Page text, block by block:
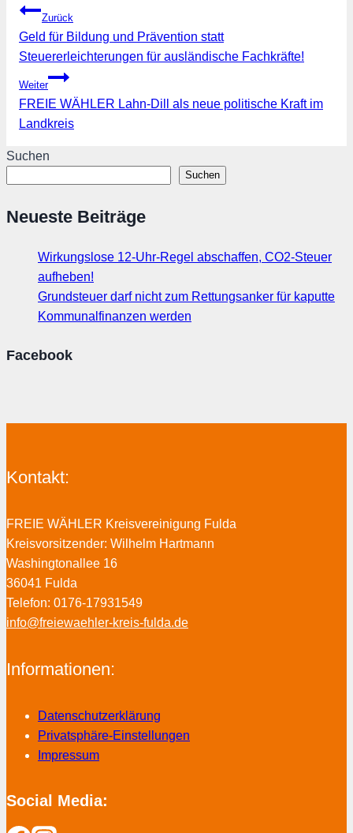
Beitragsnavigation
Zurück
Geld für Bildung und Prävention statt
Steuererleichterungen für ausländische Fachkräfte!
Weiter
FREIE WÄHLER Lahn-Dill als neue politische Kraft im
Landkreis
Suchen
Suchen
Neueste Beiträge
Wirkungslose 12-Uhr-Regel abschaffen, CO2-Steuer
aufheben!
Grundsteuer darf nicht zum Rettungsanker für kaputte
Kommunalfinanzen werden
Facebook
Kontakt:
FREIE WÄHLER Kreisvereinigung Fulda
Kreisvorsitzender: Wilhelm Hartmann
Washingtonallee 16
36041 Fulda
Telefon: 0176-17931549
info@freiewaehler-kreis-fulda.de
Informationen:
Datenschutzerklärung
Privatsphäre-Einstellungen
Impressum
Social Media: